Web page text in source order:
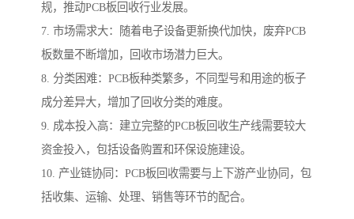
规，推动PCB板回收行业发展。
7. 市场需求大：随着电子设备更新换代加快，废弃PCB
板数量不断增加，回收市场潜力巨大。
8. 分类困难：PCB板种类繁多，不同型号和用途的板子
成分差异大，增加了回收分类的难度。
9. 成本投入高：建立完整的PCB板回收生产线需要较大
资金投入，包括设备购置和环保设施建设。
10. 产业链协同：PCB板回收需要与上下游产业协同，包
括收集、运输、处理、销售等环节的配合。